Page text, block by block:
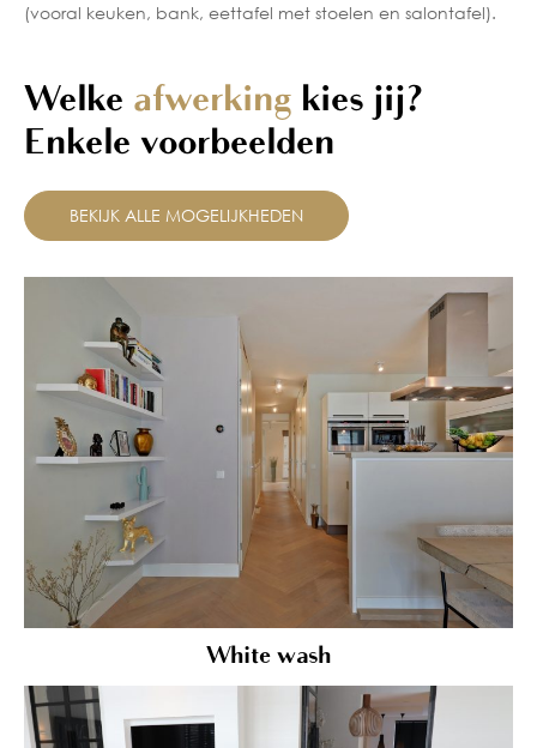
(vooral keuken, bank, eettafel met stoelen en salontafel).
Welke afwerking kies jij?
Enkele voorbeelden
BEKIJK ALLE MOGELIJKHEDEN
White wash